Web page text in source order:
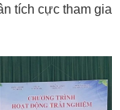
tích cực tham gia